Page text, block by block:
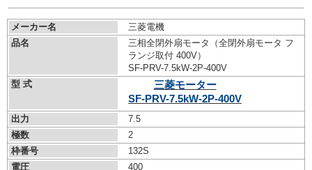
メーカー名
三菱電機
品名
三相全閉外扇モータ（全閉外扇モータ フ
ランジ取付 400V）
SF-PRV-7.5kW-2P-400V
型 式
三菱モーター
SF-PRV-7.5kW-2P-400V
出力
7.5
極数
2
枠番号
132S
電圧
400